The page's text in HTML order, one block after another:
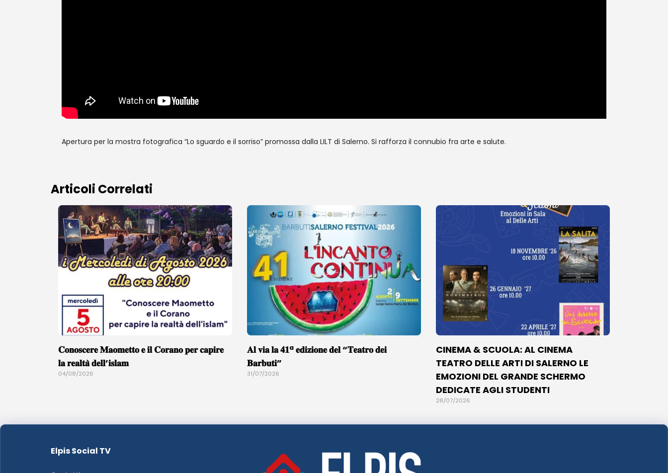
Apertura per la mostra fotografica “Lo sguardo e il sorriso” promossa dalla LILT di Salerno. Si rafforza il connubio fra arte e salute.
Articoli Correlati
𝐂𝐨𝐧𝐨𝐬𝐜𝐞𝐫𝐞 𝐌𝐚𝐨𝐦𝐞𝐭𝐭𝐨 𝐞 𝐢𝐥 𝐂𝐨𝐫𝐚𝐧𝐨 𝐩𝐞𝐫 𝐜𝐚𝐩𝐢𝐫𝐞
𝐥𝐚 𝐫𝐞𝐚𝐥𝐭𝐚̀ 𝐝𝐞𝐥𝐥’𝐢𝐬𝐥𝐚𝐦
04/08/2026
𝐀𝐥 𝐯𝐢𝐚 𝐥𝐚 𝟒𝟏ª 𝐞𝐝𝐢𝐳𝐢𝐨𝐧𝐞 𝐝𝐞𝐥 “𝐓𝐞𝐚𝐭𝐫𝐨 𝐝𝐞𝐢
𝐁𝐚𝐫𝐛𝐮𝐭𝐢”
31/07/2026
CINEMA & SCUOLA: AL CINEMA
TEATRO DELLE ARTI DI SALERNO LE
EMOZIONI DEL GRANDE SCHERMO
DEDICATE AGLI STUDENTI
28/07/2026
Elpis Social TV